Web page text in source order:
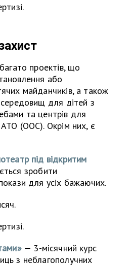
проектів, що
або
майданчиків, а також
середовищ для дітей з
та центрів для
(ООС). Окрім них, є
під відкритим
зробити
для усіх бажаючих.
— 3-місячний курс
з неблагополучних